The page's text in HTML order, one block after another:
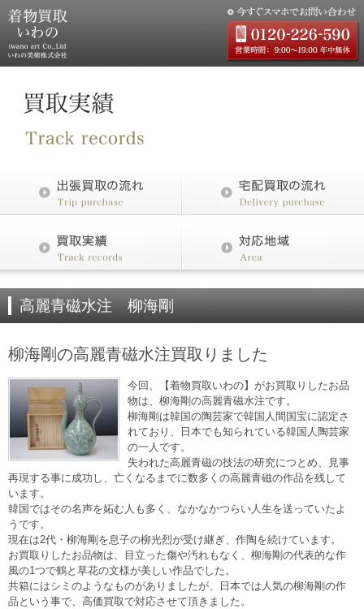
高麗青磁水注 柳海剛
柳海剛の高麗青磁水注買取りました
今回、【着物買取いわの】がお買取りしたお品
物は、柳海剛の高麗青磁水注です。
柳海剛は韓国の陶芸家で韓国人間国宝に認定さ
れており、日本でも知られている韓国人陶芸家
の一人です。
失われた高麗青磁の技法の研究につとめ、見事
再現する事に成功し、亡くなるまでに数多くの高麗青磁の作品を残して
います。
韓国ではその名声を妬む人も多く、なかなかつらい人生を送っていたよ
うです。
現在は2代・柳海剛を息子の柳光烈が受け継ぎ、作陶を続けています。
お買取りしたお品物は、目立った傷や汚れもなく、柳海剛の代表的な作
風の1つで鶴と草花の文様が美しい作品でした。
共箱にはシミのようなものがありましたが、日本では人気の柳海剛の作
品という事で、高価買取で対応させて頂きました。